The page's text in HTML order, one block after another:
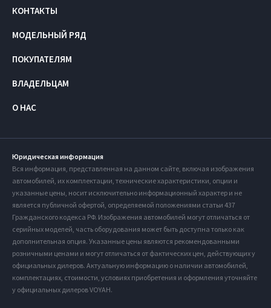
КОНТАКТЫ
МОДЕЛЬНЫЙ РЯД
ПОКУПАТЕЛЯМ
ВЛАДЕЛЬЦАМ
О НАС
Юридическая информация
Вся информация, представленная на данном сайте, включая изображения
автомобилей, их комплектации, технические характеристики, опции и
указанные цены, носит исключительно информационный характер и не
является публичной офертой, определяемой положениями статьи 437
Гражданского кодекса РФ. Изображения автомобилей могут отличаться от
серийных моделей, часть оборудования может быть доступна только как
дополнительная опция. Указанные цены являются рекомендованными
розничными ценами и могут отличаться от фактических цен, действующих у
официальных дилеров. Актуальную информацию о наличии автомобилей,
комплектациях, стоимости, условиях приобретения и оформления уточняйте
у официальных дилеров VOYAH.